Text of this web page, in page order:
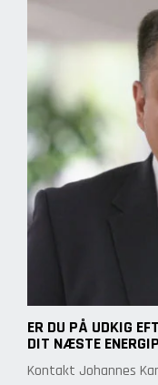
ER DU PÅ UDKIG
DIT NÆSTE
Kontakt Johannes